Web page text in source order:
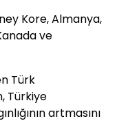
Kore, Almanya,
ve
Türk
Türkiye
artmasını